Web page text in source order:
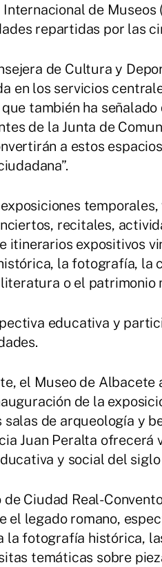
de Museos
repartidas por las
de Cultura y
en los servicios
también ha
de la Junta de
a estos
recitales,
itinerarios expositivos
la fotografía, la
o el patrimonio
educativa y
el Museo de
de la
de arqueología y
Juan Peralta
y social del
de Ciudad Real-
el legado romano,
la fotografía histórica,
temáticas sobre